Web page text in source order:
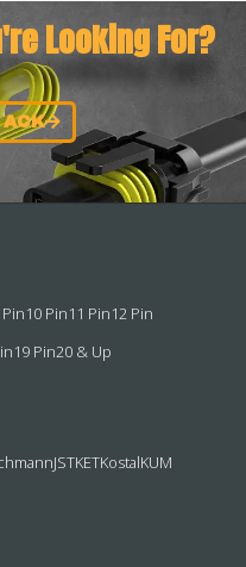
Looking For?
Pin10 Pin11 Pin12 Pin
19 Pin20 & Up
JSTKETKostalKUM